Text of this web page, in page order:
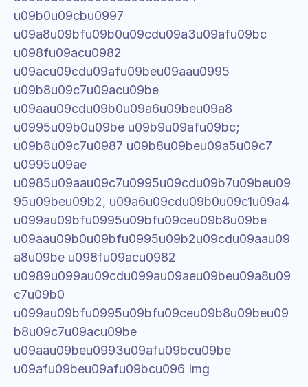
u09b0u09cbu0997
u09a8u09bfu09b0u09cdu09a3u09afu09bc
u098fu09acu0982
u09acu09cdu09afu09beu09aau0995
u09b8u09c7u09acu09be
u09aau09cdu09b0u09a6u09beu09a8
u0995u09b0u09be u09b9u09afu09bc;
u09b8u09c7u0987 u09b8u09beu09a5u09c7
u0995u09ae
u0985u09aau09c7u0995u09cdu09b7u09beu09
95u09beu09b2, u09a6u09cdu09b0u09c1u09a4
u099au09bfu0995u09bfu09ceu09b8u09be
u09aau09b0u09bfu0995u09b2u09cdu09aau09
a8u09be u098fu09acu0982
u0989u099au09cdu099au09aeu09beu09a8u09
c7u09b0
u099au09bfu0995u09bfu09ceu09b8u09beu09
b8u09c7u09acu09be
u09aau09beu0993u09afu09bcu09be
u09afu09beu09afu09bcu096 Img